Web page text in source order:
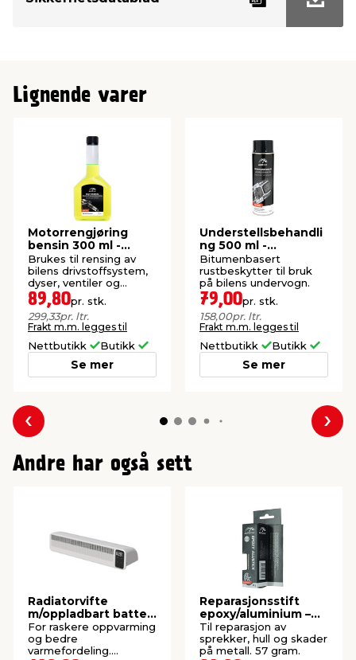
Lignende varer
Motorrengjøring
bensin 300 ml -
Autozone
Brukes til rensing av
bilens drivstoffsystem,
dyser, ventiler og
forbenningskammer.
89,80pr. stk.
299,33pr. ltr.
Frakt m.m. legges til
Nettbutikk Butikk
Se mer
Understellsbehandli
ng 500 ml -
Autozone
Bitumenbasert
rustbeskytter til bruk
på bilens undervogn.
79,00pr. stk.
158,00pr. ltr.
Frakt m.m. legges til
Nettbutikk Butikk
Se mer
Forrige
Andre har også sett
Radiatorvifte
m/oppladbart batteri
- Grad
For raskere oppvarming
og bedre
varmefordeling.
Reparasjonsstift
epoxy/aluminium –
Autozone
Til reparasjon av
sprekker, hull og skader
på metall. 57 gram.